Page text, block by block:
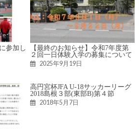
参加し
【最終のお知らせ】令和7年度第
２回一日体験入学の募集について
2025年9月19日
高円宮杯JFA U-18サッカーリーグ
2018島根３部(東部B)第４節
2018年5月7日